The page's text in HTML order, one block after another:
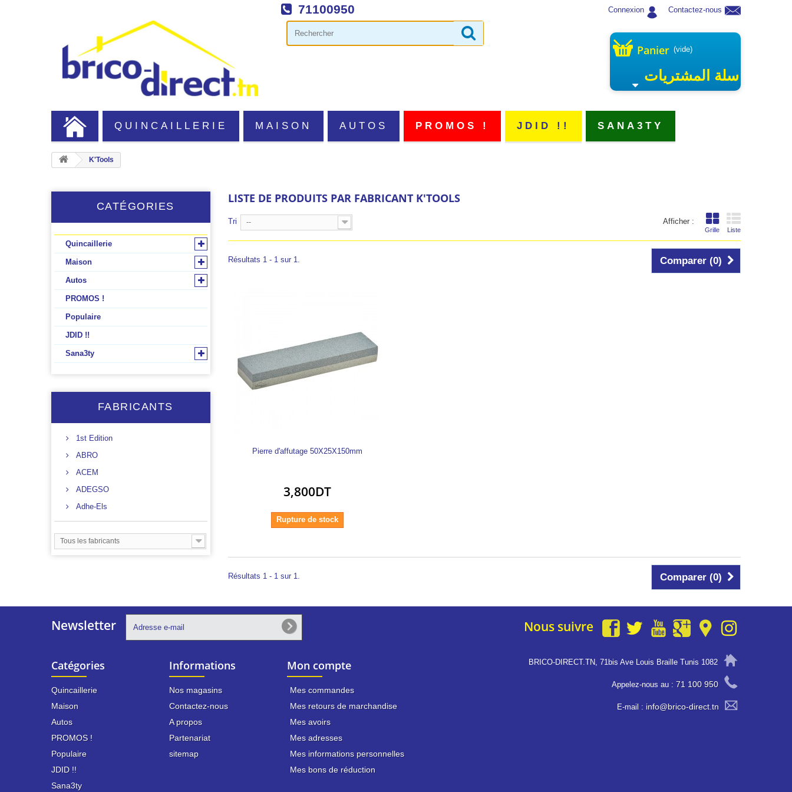
Contactez-nous
71100950 Connexion
Panier (vide)
سلة المشتريات
QUINCAILLERIE MAISON AUTOS PROMOS ! JDID !! SANA3TY
K'Tools
CATÉGORIES
Quincaillerie
Maison
Autos
PROMOS !
Populaire
JDID !!
Sana3ty
FABRICANTS
1st Edition
ABRO
ACEM
ADEGSO
Adhe-Els
Tous les fabricants
LISTE DE PRODUITS PAR FABRICANT K'TOOLS
Afficher :
Grille Liste
Tri --
Comparer (0)
Résultats 1 - 1 sur 1.
Pierre d'affutage 50X25X150mm
3,800DT
Rupture de stock
Comparer (0)
Résultats 1 - 1 sur 1.
Newsletter Nous suivre
Catégories
Quincaillerie
Maison
Autos
PROMOS !
Populaire
JDID !!
Sana3ty
Informations
Nos magasins
Contactez-nous
A propos
Partenariat
sitemap
Mon compte
Mes commandes
Mes retours de marchandise
Mes avoirs
Mes adresses
Mes informations personnelles
Mes bons de réduction
BRICO-DIRECT.TN, 71bis Ave Louis Braille Tunis 1082
Appelez-nous au : 71 100 950
E-mail : info@brico-direct.tn